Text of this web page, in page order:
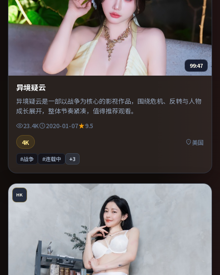
99:47
异境疑云
异境疑云是一部以战争为核心的影视作品，围绕危机、反转与人物
成长展开，整体节奏紧凑，值得推荐观看。
23.4K 2020-01-07
9.5
4K
美国
#战争 #连载中 +3
HK